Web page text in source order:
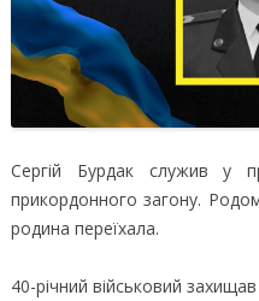
Сергій Бурдак служив у
прикордонного загону.
родина переїхала.
40-річний військовий